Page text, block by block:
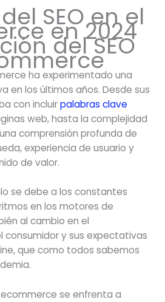
SEO en el
en 2024
del SEO
ha experimentado una
en los últimos años. Desde sus
con incluirpalabras clave
web, hasta la complejidad
comprensión profunda de
experiencia de usuario y
de valor.
se debe a los constantes
en los motores de
al cambio en el
y sus expectativas
que como todos sabemos
ecommerce se enfrenta a